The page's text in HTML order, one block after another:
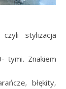
stylizacja
tymi. Znakiem
błękity,